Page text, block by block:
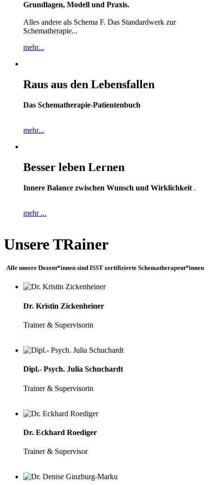
Grundlagen, Modell und Praxis.
Alles andere als Schema F. Das Standardwerk zur
Schematherapie...
mehr...
Raus aus den Lebensfallen
Das Schematherapie-Patientenbuch
mehr...
Besser leben Lernen
Innere Balance zwischen Wunsch und Wirklichkeit .
mehr ...
Unsere TRainer
Alle unsere Dozent*innen sind ISST zertifizierte Schematherapeut*innen
Dr. Kristin Zickenheiner
Trainer & Supervisorin
Dipl.- Psych. Julia Schuchardt
Trainer & Supervisorin
Dr. Eckhard Roediger
Trainer & Supervisor